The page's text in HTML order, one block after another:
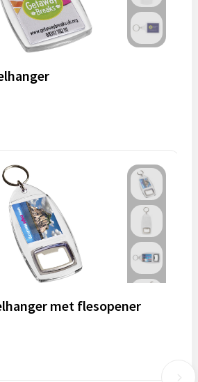
met flesopener